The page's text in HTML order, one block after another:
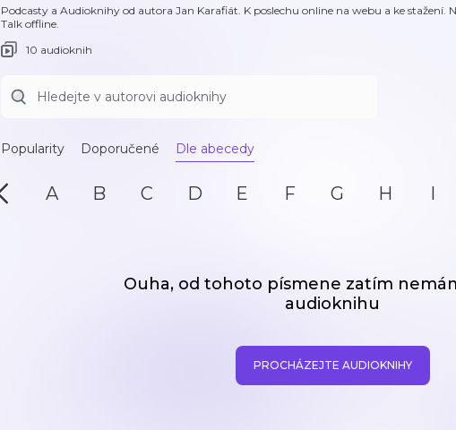
Podcasty a Audioknihy od autora Jan Karafiát. K poslechu online na webu a ke stažení.
Talk offline.
10 audioknih
Popularity Doporučené Dle abecedy
A B C D E F G H I
Ouha, od tohoto písmene zatím
audioknihu
PROCHÁZEJTE AUDIOKNIHY